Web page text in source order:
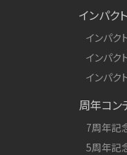
インパク
インパク
インパク
インパク
周年コン
7周年記
5周年記